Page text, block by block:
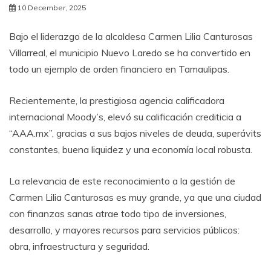
10 December, 2025
Bajo el liderazgo de la alcaldesa Carmen Lilia Canturosas
Villarreal, el municipio Nuevo Laredo se ha convertido en
todo un ejemplo de orden financiero en Tamaulipas.
Recientemente, la prestigiosa agencia calificadora
internacional Moody’s, elevó su calificación crediticia a
“AAA.mx”, gracias a sus bajos niveles de deuda, superávits
constantes, buena liquidez y una economía local robusta.
La relevancia de este reconocimiento a la gestión de
Carmen Lilia Canturosas es muy grande, ya que una ciudad
con finanzas sanas atrae todo tipo de inversiones,
desarrollo, y mayores recursos para servicios públicos:
obra, infraestructura y seguridad.